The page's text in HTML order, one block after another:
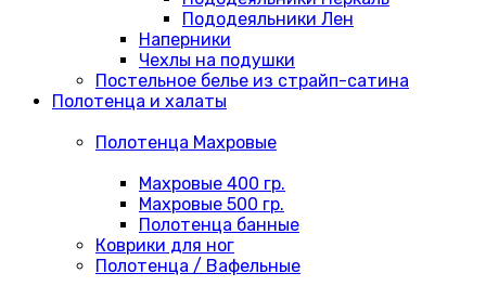
Пододеяльники Лен
Наперники
Чехлы на подушки
Постельное белье из страйп-сатина
Полотенца и халаты
Полотенца Махровые
Махровые 400 гр.
Махровые 500 гр.
Полотенца банные
Коврики для ног
Полотенца / Вафельные